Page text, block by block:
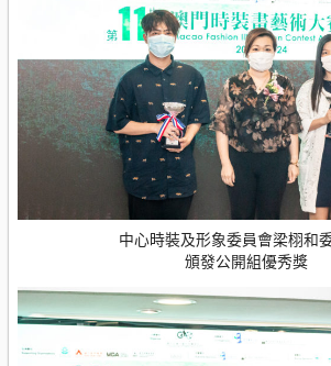
中心時裝及形象委員會梁栩和
頒發公開組優秀獎